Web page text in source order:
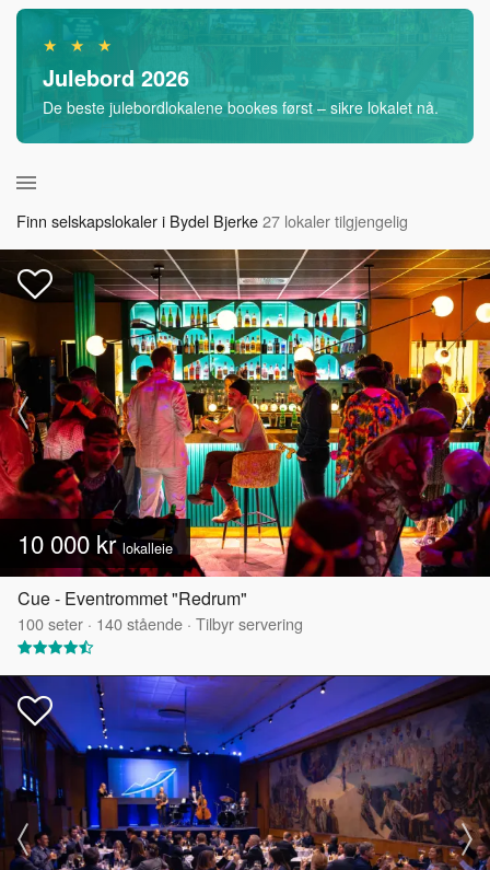
★ ★ ★
Julebord 2026
De beste julebordlokalene bookes først – sikre lokalet nå.
Finn selskapslokaler i Bydel Bjerke27 lokaler tilgjengelig
10 000 krlokalleie
Cue - Eventrommet "Redrum"
100seter · 140stående · Tilbyr servering